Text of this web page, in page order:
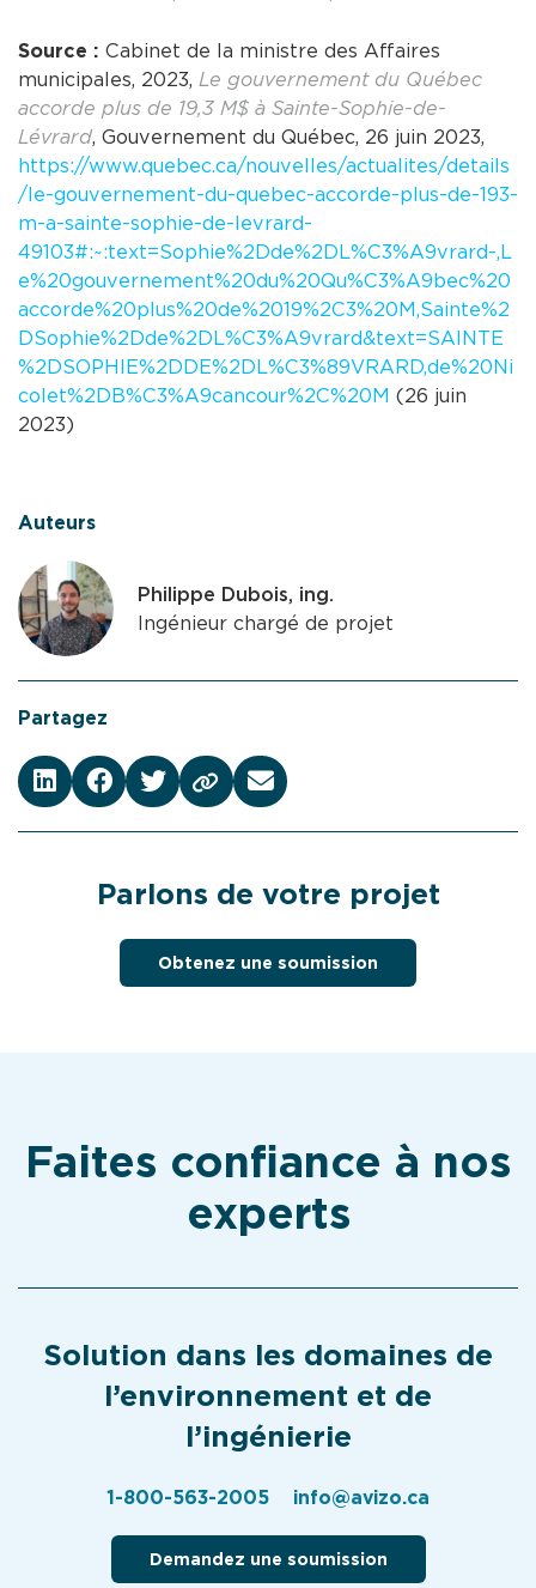
Source : Cabinet de la ministre des Affaires
municipales, 2023, Le gouvernement du Québec
accorde plus de 19,3 M$ à Sainte-Sophie-de-
Lévrard, Gouvernement du Québec, 26 juin 2023,
https://www.quebec.ca/nouvelles/actualites/details
/le-gouvernement-du-quebec-accorde-plus-de-193-
m-a-sainte-sophie-de-levrard-
49103#:~:text=Sophie%2Dde%2DL%C3%A9vrard-,L
e%20gouvernement%20du%20Qu%C3%A9bec%20
accorde%20plus%20de%2019%2C3%20M,Sainte%2
DSophie%2Dde%2DL%C3%A9vrard&text=SAINTE
%2DSOPHIE%2DDE%2DL%C3%89VRARD,de%20Ni
colet%2DB%C3%A9cancour%2C%20M (26 juin
2023)
Auteurs
Philippe Dubois, ing.
Ingénieur chargé de projet
Partagez
Parlons de votre projet
Obtenez une soumission
Faites confiance à nos
experts
Solution dans les domaines de
l’environnement et de
l’ingénierie
1-800-563-2005 info@avizo.ca
Demandez une soumission